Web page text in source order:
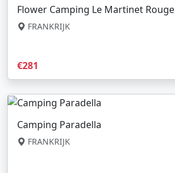
Flower Camping Le Martinet Rouge
FRANKRIJK
€281
Camping Paradella
FRANKRIJK